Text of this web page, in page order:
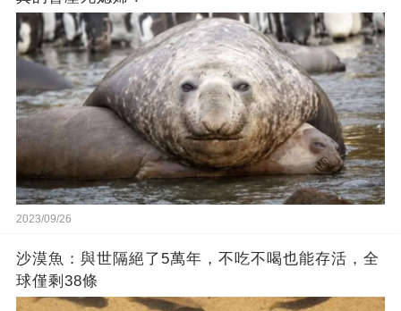
2023/09/26
沙漠魚：與世隔絕了5萬年，不吃不喝也能存活，全
球僅剩38條